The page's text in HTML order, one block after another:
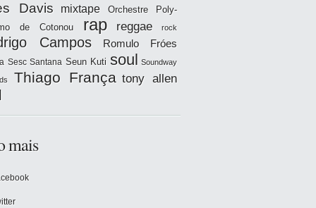
Davis mixtape
Orchestre Poly-
de Cotonou
rap reggae rock
Campos Romulo Fróes
Sesc Santana Seun Kuti soul Soundway
Thiago França tony allen
mais